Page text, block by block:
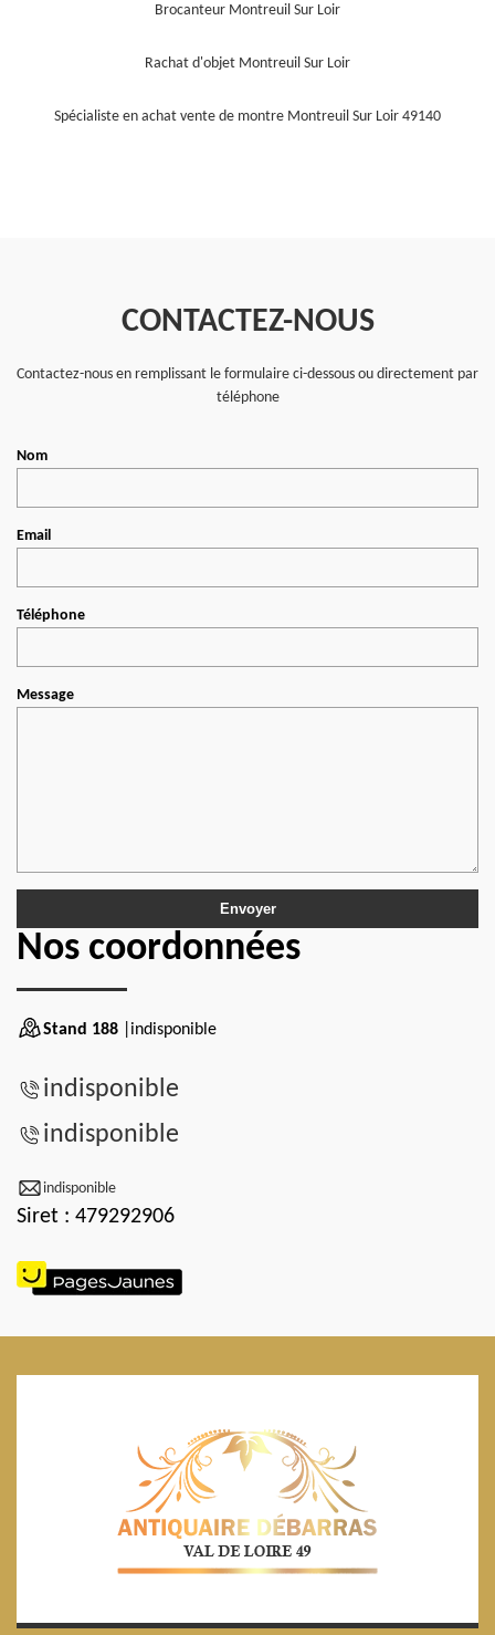
Brocanteur Montreuil Sur Loir
Rachat d'objet Montreuil Sur Loir
Spécialiste en achat vente de montre Montreuil Sur Loir 49140
CONTACTEZ-NOUS
Contactez-nous en remplissant le formulaire ci-dessous ou directement par
téléphone
Nom
Email
Téléphone
Message
Nos coordonnées
Stand 188 |indisponible
indisponible
indisponible
indisponible
Siret : 479292906